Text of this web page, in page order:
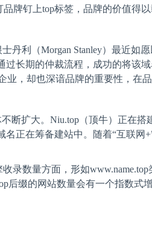
品牌钉上top标签，品牌的价值得以
丹利（Morgan Stanley）最近如
长期的仲裁流程，成功的将该
业，却也深谙品牌的重要性，在
断扩大。 Niu.top （顶牛）正在搭
名正在筹备建站中。随着“互联网+
录数量方面，形如www.name.top
后缀的网站数量会有一个指数式增